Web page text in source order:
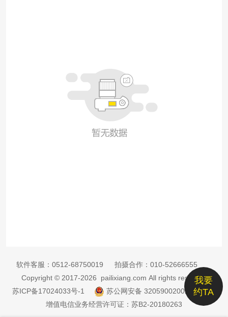
我要
约TA
软件客服： 0512-68750019 拍摄合作： 010-52666555
Copyright © 2017-2026 pailixiang.com All rights reserved
苏ICP备17024033号-1
苏公网安备 32059002002885号
增值电信业务经营许可证：苏B2-20180263